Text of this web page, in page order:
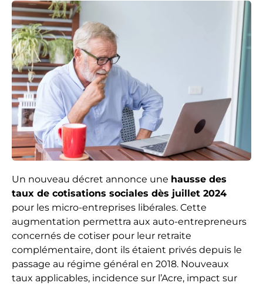
Un nouveau décret annonce une hausse des
taux de cotisations sociales dès juillet 2024
pour les micro-entreprises libérales. Cette
augmentation permettra aux auto-entrepreneurs
concernés de cotiser pour leur retraite
complémentaire, dont ils étaient privés depuis le
passage au régime général en 2018. Nouveaux
taux applicables, incidence sur l’Acre, impact sur